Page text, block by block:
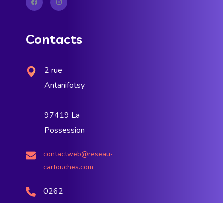
Contacts
2 rue
Antanifotsy
97419 La
Possession
contactweb@reseau-
cartouches.com
0262